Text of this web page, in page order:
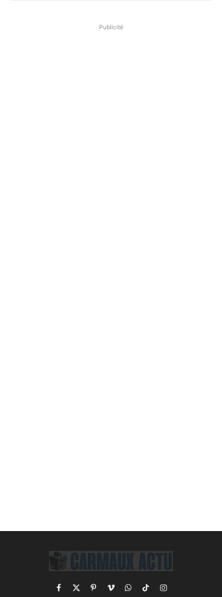
Publicité
Facebook
X
PinterestVimeoWhatsApp
TikTokInstagram